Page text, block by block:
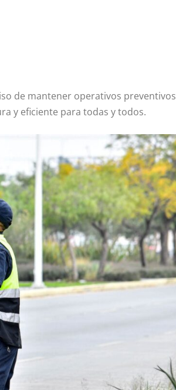
de mantener operativos preventivos
y eficiente para todas y todos.